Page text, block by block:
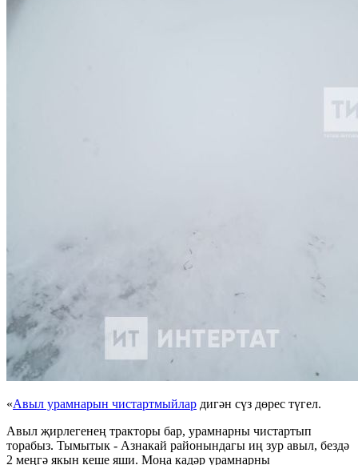
«Авыл урамнарын чистартмыйлар дигән сүз дөрес түгел.
Авыл җирлегенең тракторы бар, урамнарны чистартып
торабыз. Тымытык - Азнакай районындагы иң зур авыл, бездә
2 меңгә якын кеше яши. Моңа кадәр урамнарны